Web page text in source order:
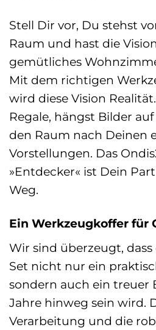
Stell Dir vor, Du stehst
Raum und hast die
gemütliches
Mit dem richtigen
wird diese Vision
Regale, hängst Bilder
den Raum nach Deinen
Vorstellungen. Das
»Entdecker« ist Dein
Weg.
Ein Werkzeugkoffer für
Wir sind überzeugt, dass
Set nicht nur ein
sondern auch ein treuer
Jahre hinweg sein wird.
Verarbeitung und die